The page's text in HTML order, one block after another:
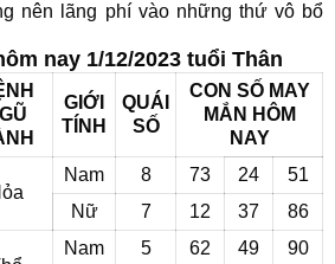
nên lãng phí vào những thứ vô bổ
nay 1/12/2023 tuổi Thân
GIỚI
TÍNH
QUÁI
SỐ
CON SỐ MAY
MẮN HÔM
NAY
Nam 8 73 24
51
Nữ
7 12 37 86
Nam 5 62 49 90